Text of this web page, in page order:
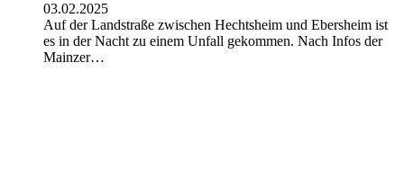
03.02.2025
Auf der Landstraße zwischen Hechtsheim und Ebersheim ist
es in der Nacht zu einem Unfall gekommen. Nach Infos der
Mainzer…